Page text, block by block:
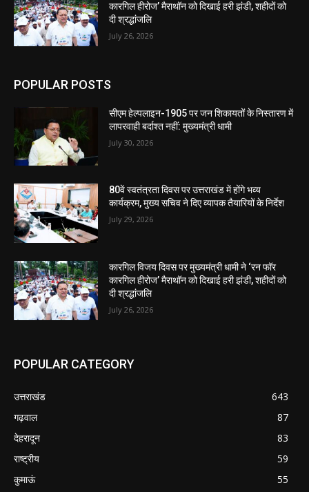
कारगिल हीरोज’ मैराथॉन को दिखाई हरी झंडी, शहीदों को
दी श्रद्धांजलि
July 26, 2026
POPULAR POSTS
सीएम हेल्पलाइन-1905 पर जन शिकायतों के निस्तारण में
लापरवाही बर्दाश्त नहीं: मुख्यमंत्री धामी
July 30, 2026
80वें स्वतंत्रता दिवस पर उत्तराखंड में होंगे भव्य
कार्यक्रम, मुख्य सचिव ने दिए व्यापक तैयारियों के निर्देश
July 29, 2026
कारगिल विजय दिवस पर मुख्यमंत्री धामी ने ‘रन फॉर
कारगिल हीरोज’ मैराथॉन को दिखाई हरी झंडी, शहीदों को
दी श्रद्धांजलि
July 26, 2026
POPULAR CATEGORY
उत्तराखंड
643
गढ़वाल
87
देहरादून
83
राष्ट्रीय
59
कुमाऊं
55